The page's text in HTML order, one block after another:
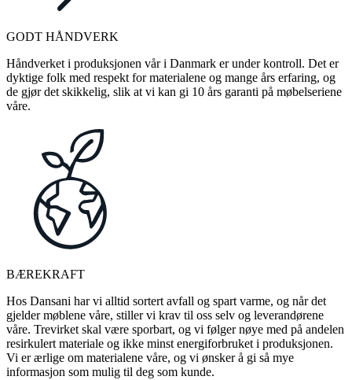
GODT HÅNDVERK
Håndverket i produksjonen vår i Danmark er under kontroll. Det er
dyktige folk med respekt for materialene og mange års erfaring, og
de gjør det skikkelig, slik at vi kan gi 10 års garanti på møbelseriene
våre.
BÆREKRAFT
Hos Dansani har vi alltid sortert avfall og spart varme, og når det
gjelder møblene våre, stiller vi krav til oss selv og leverandørene
våre. Trevirket skal være sporbart, og vi følger nøye med på andelen
resirkulert materiale og ikke minst energiforbruket i produksjonen.
Vi er ærlige om materialene våre, og vi ønsker å gi så mye
informasjon som mulig til deg som kunde.